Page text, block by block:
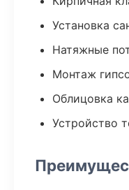
Установка
Натяжные
Монтаж
Облицовка
Устройство